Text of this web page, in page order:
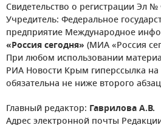
Свидетельство о регистрации Эл
Учредитель: Федеральное
предприятие Международное
«Россия сегодня» (МИА «Россия
При любом использовании
РИА Новости Крым гиперссылка
обязательна не ниже второго
Главный редактор: Гаврилова А.В.
Адрес электронной почты